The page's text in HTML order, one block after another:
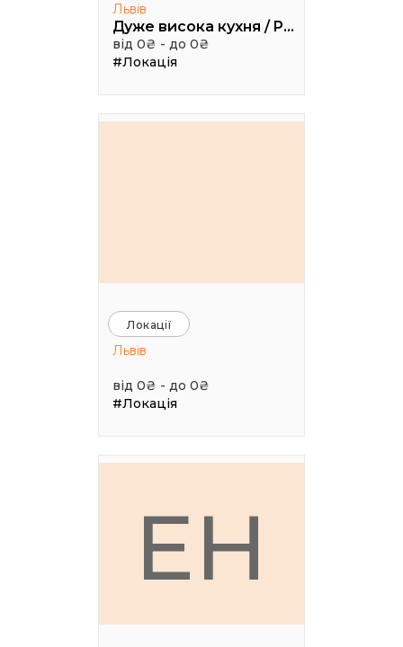
Львів
Дуже висока кухня / Pretty High Kitchen
від 0₴ - до 0₴
#Локація
Локації
Львів
від 0₴ - до 0₴
#Локація
EH